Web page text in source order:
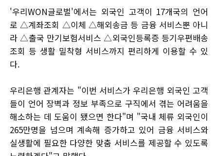
'우리WON글로벌'에서는 외국인 고객이 17개국의 언어
로 △계좌조회 △이체 △해외송금 등 금융 서비스뿐 아니
라 △출국 만기보험서비스 △외국인등록증 등기우편배송
조회 등 생활 밀착형 서비스까지 편리하게 이용할 수 있
다.
우리은행 관계자는 "이번 서비스가 우리은행 외국인 고객
들이 언어 장벽과 정보 부족으로 구직에서 겪는 어려움을
해소하는 데 도움이 됐으면 한다"며 "국내 체류 외국인이
265만명을 넘으며 계속해 증가하고 있어 금융 서비스와
실생활에 필요한 다양한 맞춤 서비스를 제공할 수 있도록